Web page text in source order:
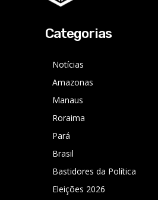
Categorias
Notícias
Amazonas
Manaus
Roraima
Pará
Brasil
Bastidores da Política
Eleições 2026